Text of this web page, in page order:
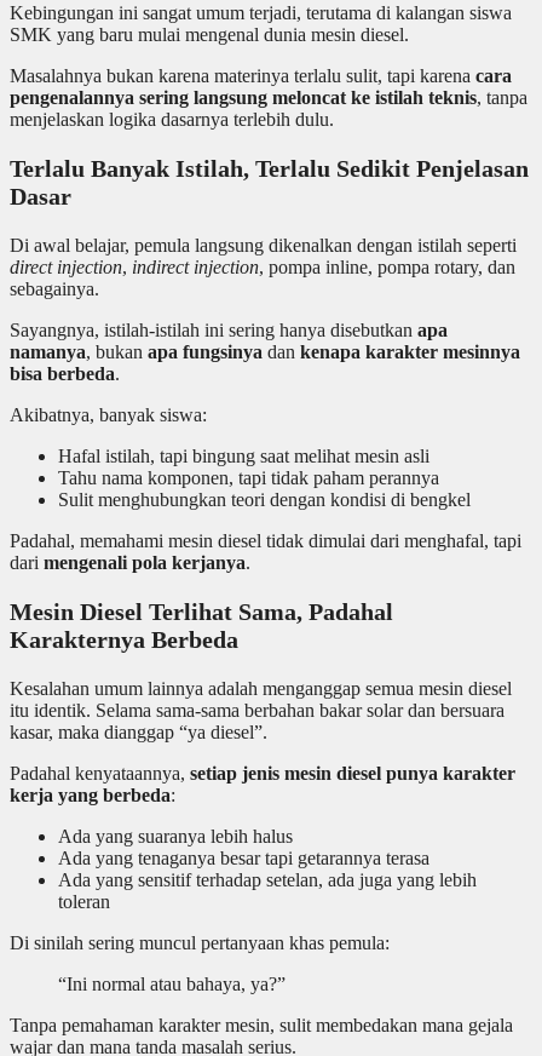
Kebingungan ini sangat umum terjadi, terutama di kalangan siswa
SMK yang baru mulai mengenal dunia mesin diesel.
Masalahnya bukan karena materinya terlalu sulit, tapi karena cara
pengenalannya sering langsung meloncat ke istilah teknis, tanpa
menjelaskan logika dasarnya terlebih dulu.
Terlalu Banyak Istilah, Terlalu Sedikit Penjelasan
Dasar
Di awal belajar, pemula langsung dikenalkan dengan istilah seperti
direct injection, indirect injection, pompa inline, pompa rotary, dan
sebagainya.
Sayangnya, istilah-istilah ini sering hanya disebutkan apa
namanya, bukan apa fungsinya dan kenapa karakter mesinnya
bisa berbeda.
Akibatnya, banyak siswa:
Hafal istilah, tapi bingung saat melihat mesin asli
Tahu nama komponen, tapi tidak paham perannya
Sulit menghubungkan teori dengan kondisi di bengkel
Padahal, memahami mesin diesel tidak dimulai dari menghafal, tapi
dari mengenali pola kerjanya.
Mesin Diesel Terlihat Sama, Padahal
Karakternya Berbeda
Kesalahan umum lainnya adalah menganggap semua mesin diesel
itu identik. Selama sama-sama berbahan bakar solar dan bersuara
kasar, maka dianggap “ya diesel”.
Padahal kenyataannya, setiap jenis mesin diesel punya karakter
kerja yang berbeda:
Ada yang suaranya lebih halus
Ada yang tenaganya besar tapi getarannya terasa
Ada yang sensitif terhadap setelan, ada juga yang lebih
toleran
Di sinilah sering muncul pertanyaan khas pemula:
“Ini normal atau bahaya, ya?”
Tanpa pemahaman karakter mesin, sulit membedakan mana gejala
wajar dan mana tanda masalah serius.